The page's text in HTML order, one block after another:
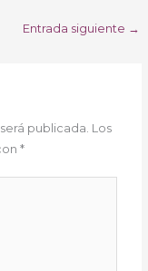
Entrada siguiente →
publicada. Los
*